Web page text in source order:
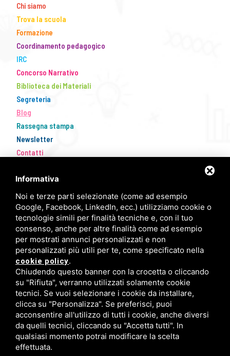
Chi siamo
Trova la scuola
Formazione
Coordinamento pedagogico
IRC
Concorso Narrativo
Biblioteca dei Materiali
Segreteria
Blog
Rassegna stampa
Newsletter
Contatti
FISM Newsletter
Compila il modulo e resta aggiornato!
Iscriviti ora
Informativa
Noi e terze parti selezionate (come ad esempio
Google, Facebook, LinkedIn, ecc.) utilizziamo cookie o
tecnologie simili per finalità tecniche e, con il tuo
consenso, anche per altre finalità come ad esempio
per mostrati annunci personalizzati e non
personalizzati più utili per te, come specificato nella
cookie policy.
Chiudendo questo banner con la crocetta o cliccando
su "Rifiuta", verranno utilizzati solamente cookie
tecnici. Se vuoi selezionare i cookie da installare,
clicca su "Personalizza". Se preferisci, puoi
acconsentire all'utilizzo di tutti i cookie, anche diversi
da quelli tecnici, cliccando su "Accetta tutti". In
qualsiasi momento potrai modificare la scelta
effettuata.